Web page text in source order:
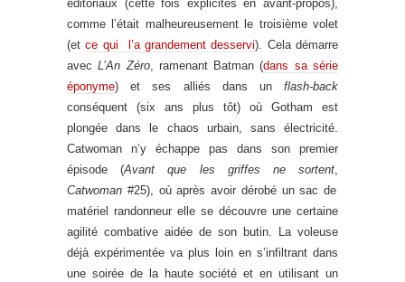
éditoriaux (cette fois explicités en avant-propos),
comme l’était malheureusement le troisième volet
(etce qui l’a grandement desservi). Cela démarre
avecL’An Zéro, ramenant Batman (dans sa série
éponyme) et ses alliés dans un flash-back
conséquent (six ans plus tôt) où Gotham est
plongée dans le chaos urbain, sans électricité.
Catwoman n’y échappe pas dans son premier
épisode (Avant que les griffes ne sortent,
Catwoman #25), où après avoir dérobé un sac de
matériel randonneur elle se découvre une certaine
agilité combative aidée de son butin. La voleuse
déjà expérimentée va plus loin en s’infiltrant dans
une soirée de la haute société et en utilisant un